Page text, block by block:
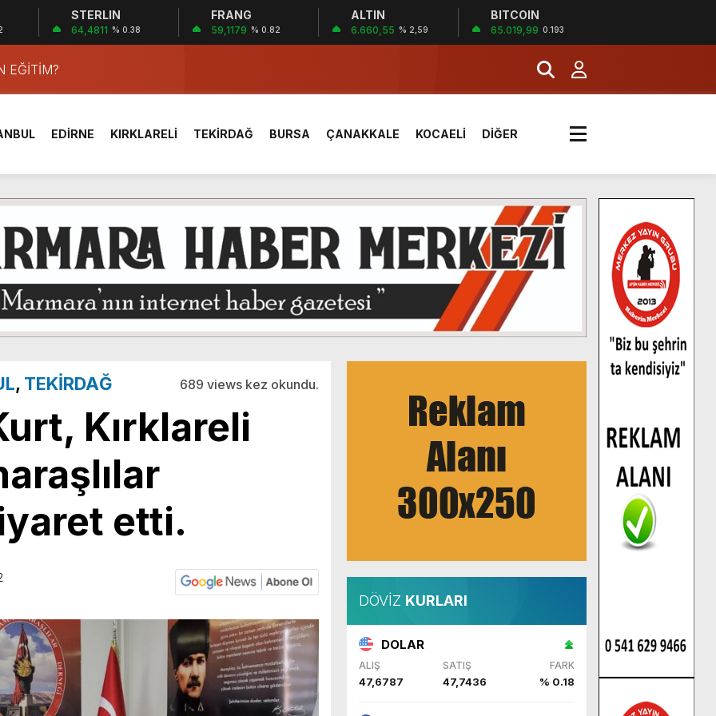
STERLIN
64,4811 % 0.38
FRANG
59,1179 % 0.82
ALTIN
6.660,55 % 2,59
BITCOIN
65.019,99 0.193
Haberin Merkezine ziyaret.
EĞİTİM?
DEĞİLLER…!
Hatıraları Kitap ve Belgeselle Geleceğe Taşınıyor.
ROLÜ…!
VE FELEK MESELESİ…!
üyeleri UNESCO Lansmanı için İstanbul’daydı!
Haberin Merkezine ziyaret.
EDİRNE KIRKLARELİ TEKİRDAĞ BURSA ÇANAKKALE KOCAELİ DİĞER
, TEKİRDAĞ 689 views kez okundu.
Kırklareli
etti.
DÖVİZ KURLARI
DOLAR
ALIŞ SATIŞ FARK
47,6787 47,7436 % 0.18